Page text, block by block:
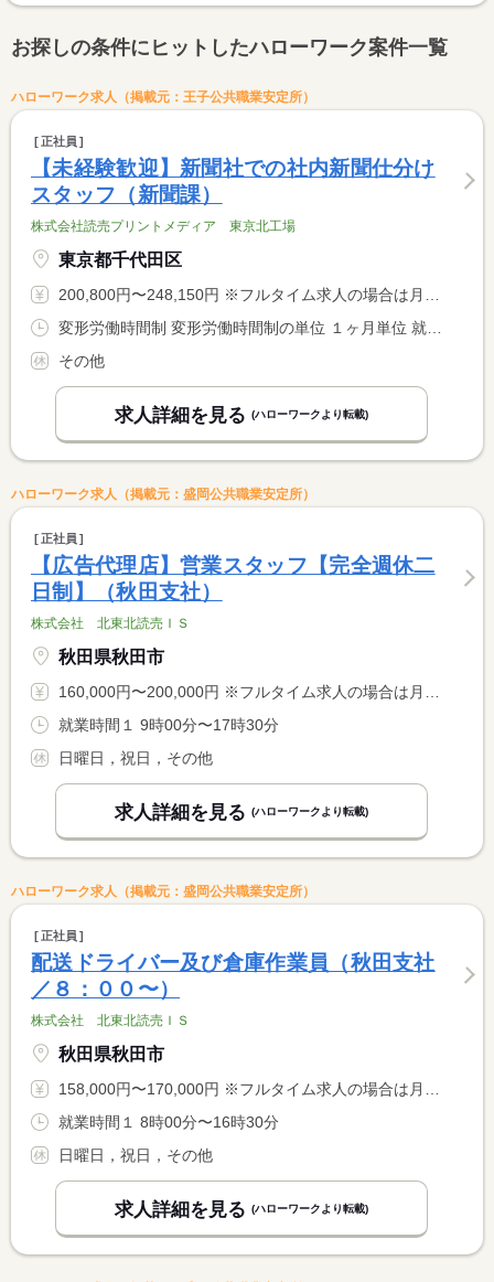
お探しの条件にヒットしたハローワーク案件一覧
ハローワーク求人（掲載元：王子公共職業安定所）
正社員
【未経験歓迎】新聞社での社内新聞仕分け
スタッフ（新聞課）
株式会社読売プリントメディア 東京北工場
東京都千代田区
200,800円〜248,150円 ※フルタイム求人の場合は月額（換算額）、パート求人の場合は時間額を表示しています。
変形労働時間制 変形労働時間制の単位 １ヶ月単位 就業時間１ 7時20分〜15時40分 就業時間２ 7時50分〜16時10分 就業時間３ 12時40分〜21時00分 又は 20時40分〜7時00分の時間の間の7時間以上 就業時間に関する特記事項 週休２日、１日７．２時間労働 <BR> １カ月単位の変形労働時間制
その他
求人詳細を見る (ハローワークより転載)
ハローワーク求人（掲載元：盛岡公共職業安定所）
正社員
【広告代理店】営業スタッフ【完全週休二
日制】（秋田支社）
株式会社 北東北読売ＩＳ
秋田県秋田市
160,000円〜200,000円 ※フルタイム求人の場合は月額（換算額）、パート求人の場合は時間額を表示しています。
就業時間１ 9時00分〜17時30分
日曜日，祝日，その他
求人詳細を見る (ハローワークより転載)
ハローワーク求人（掲載元：盛岡公共職業安定所）
正社員
配送ドライバー及び倉庫作業員（秋田支社
／８：００〜）
株式会社 北東北読売ＩＳ
秋田県秋田市
158,000円〜170,000円 ※フルタイム求人の場合は月額（換算額）、パート求人の場合は時間額を表示しています。
就業時間１ 8時00分〜16時30分
日曜日，祝日，その他
求人詳細を見る (ハローワークより転載)